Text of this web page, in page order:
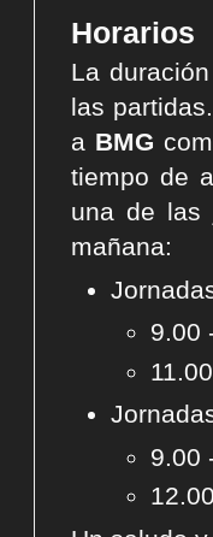
Horarios
La
las
a BMG
tiempo de
una de las
mañana:
9.00
9.00